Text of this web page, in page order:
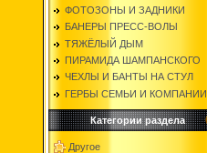
ФОТОЗОНЫ И ЗАДНИКИ
БАНЕРЫ ПРЕСС-ВОЛЫ
ТЯЖЁЛЫЙ ДЫМ
ПИРАМИДА ШАМПАНСКОГО
ЧЕХЛЫ И БАНТЫ НА СТУЛ
ГЕРБЫ СЕМЬИ И КОМПАНИИ
Категории раздела
Другое